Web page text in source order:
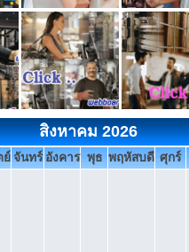
สิงหาคม 2026
ย์จันทร์ อังคาร พุธ พฤหัสบดี ศุกร์